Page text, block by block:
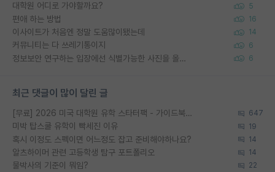
대학원 어디로 가야할까요? 5
편애 하는 방법 16
이사이트가 처음엔 정말 도움많이됐는데 14
커뮤니티는 다 쓰레기통이지 6
정보보안 연구하는 입장에선 식별가능한 사진을 올리는건 비추이긴함 6
최근 댓글이 많이 달린 글
[무료] 2026 미국 대학원 유학 스타터팩 - 가이드북 & 합격자 컨택메일 템플릿 647
미박 탑스쿨 유학이 빡세진 이유 19
혹시 이정도 스펙이면 어느정도 잡고 준비해야하나요? 14
알츠하이머 관련 고등학생 탐구 포트폴리오 14
물박사의 기준이 뭐임? 22